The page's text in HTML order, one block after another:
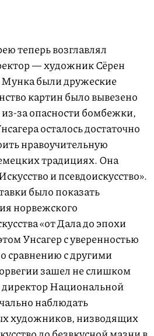
теперь возглавлял
— художник Сёрен
Мунка были дружеские
картин было вывезено
за опасности бомбежки,
осталось достаточно
нравоучительную
традициях. Она
и псевдоискусство».
было показать
норвежского
«от Дала до эпохи
Унсагер с уверенностью
сравнению с другими
зашел не слишком
директор Национальной
наблюдать
художников, низводящих